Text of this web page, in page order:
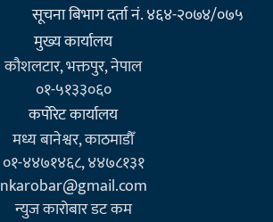
सूचना बिभाग दर्ता नं. ४६४-२०७४/०७५
मुख्य कार्यालय
कौशलटार, भक्तपुर, नेपाल
०१-५१३३०६०
कर्पाेरेट कार्यालय
मध्य बानेश्वर, काठमाडौँ
०१-४४७१४६८, ४४७८१३१
nkarobar@gmail.com
न्युज कारोबार डट कम